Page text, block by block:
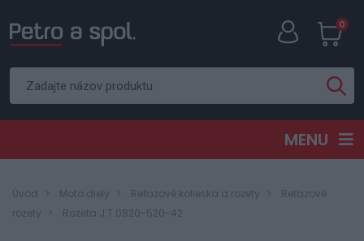
0
MENU
Úvod Moto diely Reťazové kolieska a rozety
Reťazové
rozety
Rozeta J.T.0820-520-42